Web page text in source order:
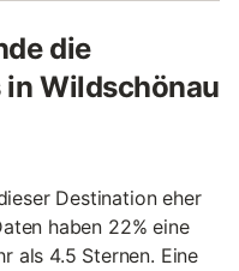
die
in Wildschönau
Destination eher
haben 22% eine
als 4.5 Sternen. Eine